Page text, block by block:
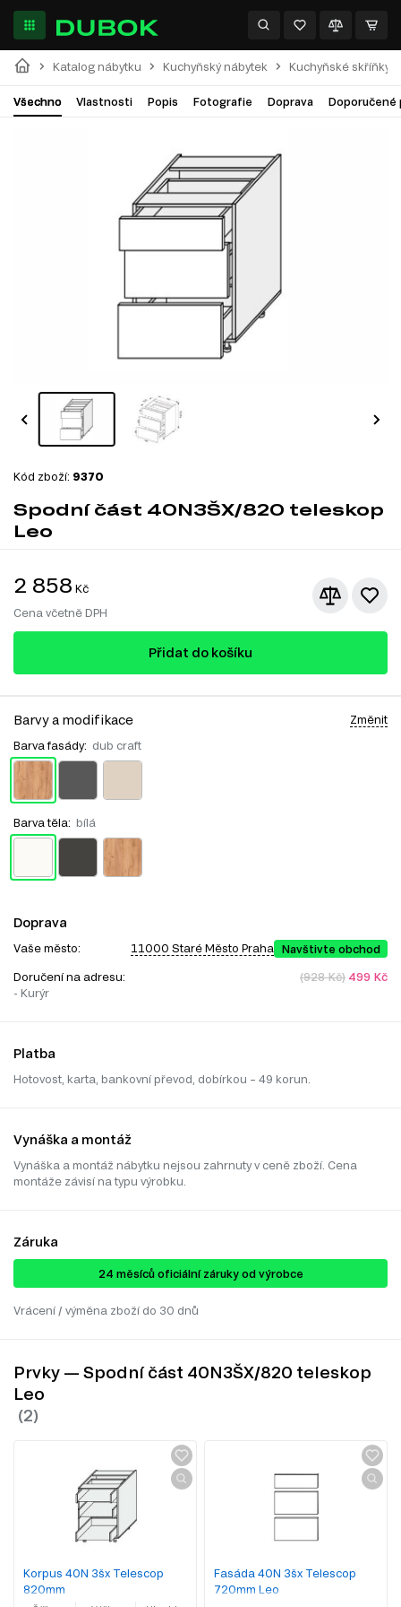
Katalog nábytku Kuchyňský nábytek Kuchyňské skříňky
Všechno Vlastnosti Popis Fotografie Doprava Doporučené
Kód zboží: 9370
Spodní část 40N3ŠX/820 teleskop
Leo
2 858 Kč
Cena včetně DPH
Přidat do košíku
Barvy a modifikace Změnit
Barva fasády: dub craft
Barva těla: bílá
Doprava
Vaše město: 11000 Staré Město Praha Navštivte obchod
Doručení na adresu:
- Kurýr
(928 Kč) 499 Kč
Platba
Hotovost, karta, bankovní převod, dobírkou – 49 korun.
Vynáška a montáž
Vynáška a montáž nábytku nejsou zahrnuty v ceně zboží. Cena
montáže závisí na typu výrobku.
Záruka
24 ​​​​měsíců oficiální záruky od výrobce
Vrácení / výměna zboží do 30 dnů
Prvky — Spodní část 40N3ŠX/820 teleskop
Leo
Korpus 40N 3šx Telescop
820mm
Fasáda 40N 3šx Telescop
720mm Leo